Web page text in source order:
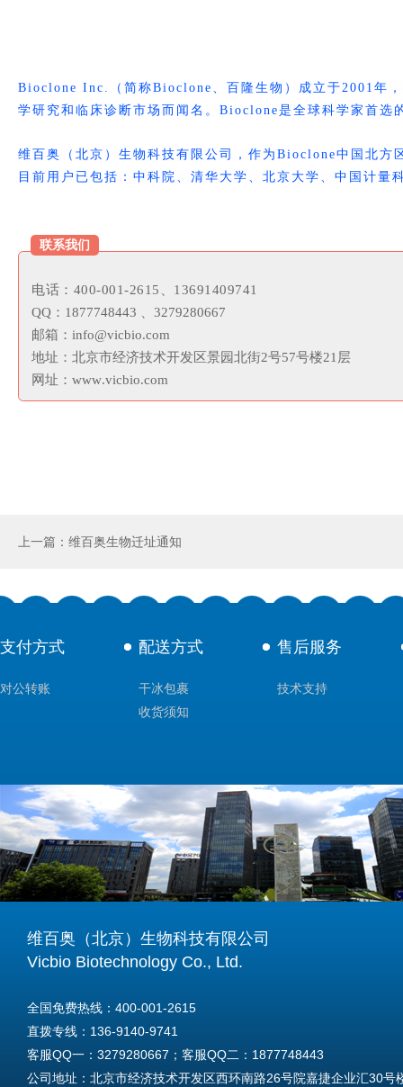
Bioclone Inc.（简称Bioclone、百隆生物）成立于2001年
学研究和临床诊断市场而闻名。Bioclone是全球科学家首选
维百奥（北京）生物科技有限公司，作为Bioclone中国北
目前用户已包括：中科院、清华大学、北京大学、中国计量
联系我们
电话 ： 400-001-2615 、 13691409741
QQ ： 1877748443 、 3279280667
邮箱 ： info@vicbio.com
地址 ： 北京市经济技术开发区景园北街2号57号楼21层
网址 ： www.vicbio.com
上一篇：维百奥生物迁址通知
支付方式
对公转账
配送方式
干冰包裹
收货须知
售后服务
技术支持
维百奥（北京）生物科技有限公司
Vicbio Biotechnology Co., Ltd.
全国免费热线：400-001-2615
直拨专线：136-9140-9741
客服QQ一：3279280667；客服QQ二：1877748443
公司地址：北京市经济技术开发区西环南路26号院嘉捷企业汇30号